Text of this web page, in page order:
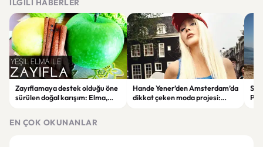
İLGILI HABERLER
Zayıflamaya destek olduğu öne
sürülen doğal karışım: Elma,
Hande Yener’den Amsterdam’da
dikkat çeken moda projesi:
EN ÇOK OKUNANLAR